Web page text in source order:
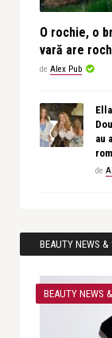
O rochie, o
vară are
de Alex Pub
au
de
BEAUTY NEWS &
BEAUTY NEWS